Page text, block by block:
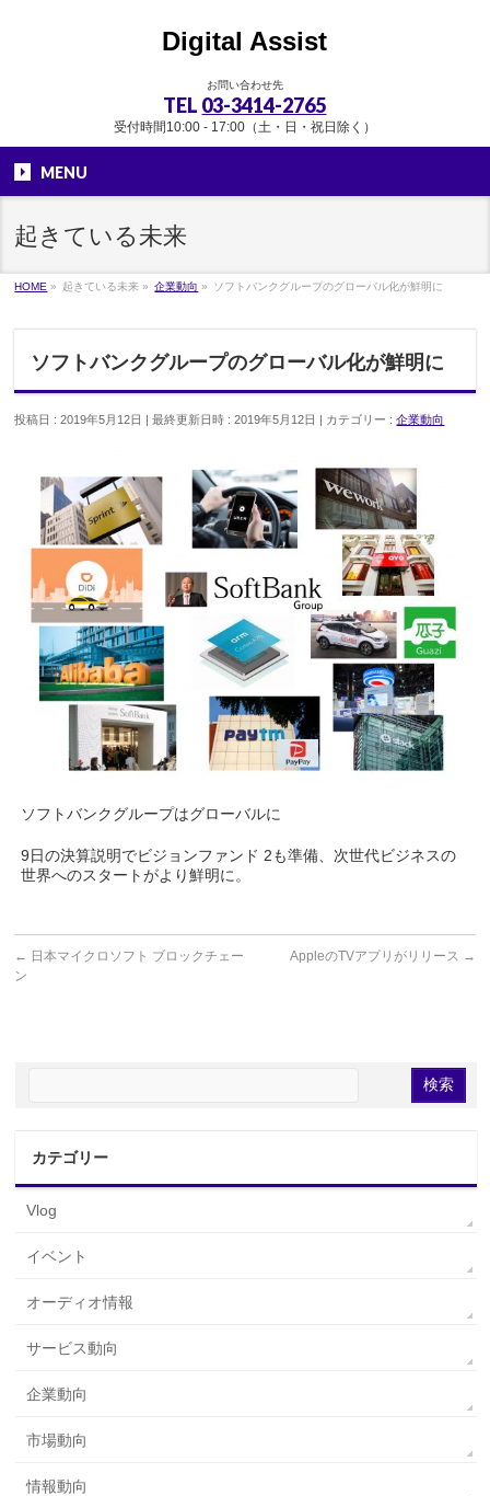
Digital Assist
お問い合わせ先
TEL 03-3414-2765
受付時間10:00 - 17:00（土・日・祝日除く）
MENU
起きている未来
HOME » 起きている未来 » 企業動向 » ソフトバンクグループのグローバル化が鮮明に
ソフトバンクグループのグローバル化が鮮明に
投稿日 : 2019年5月12日 最終更新日時 : 2019年5月12日 カテゴリー :企業動向
ソフトバンクグループはグローバルに
9日の決算説明でビジョンファンド 2も準備、次世代ビジネスの
世界へのスタートがより鮮明に。
← 日本マイクロソフト ブロックチェー
ン
AppleのTVアプリがリリース →
カテゴリー
Vlog
イベント
オーディオ情報
サービス動向
企業動向
市場動向
情報動向